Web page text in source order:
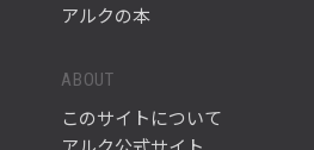
アルクの本
ABOUT
このサイトについて